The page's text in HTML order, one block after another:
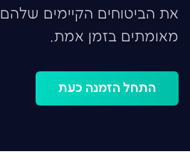
את הביטוחים הקיימים שלהם
מאומתים בזמן אמת.
התחל הזמנה כעת